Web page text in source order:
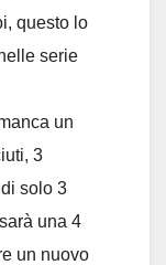
questo lo
serie
un
3
solo 3
una 4
un nuovo